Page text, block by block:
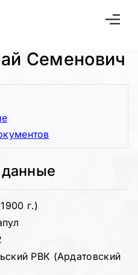
Семенович
г.)
РВК (Ардатовский